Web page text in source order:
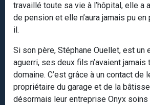
travaillé toute sa vie à l’hôpital, elle a
de pension et elle n’aura jamais pu
il.
Si son père, Stéphane Ouellet, est un
aguerri, ses deux fils n’avaient
domaine. C’est grâce à un contact de
propriétaire du garage et de la
désormais leur entreprise Onyx